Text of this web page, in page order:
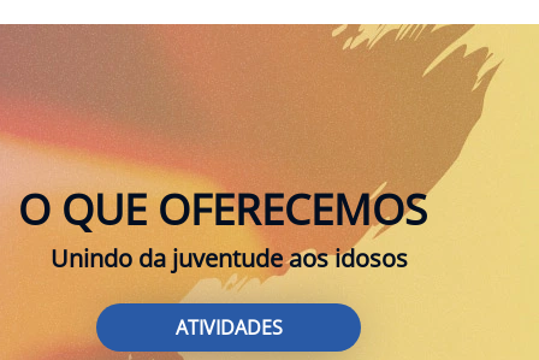
O QUE OFERECEMOS
Unindo da juventude aos idosos
ATIVIDADES